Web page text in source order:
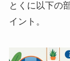
とくに以下の
イント。